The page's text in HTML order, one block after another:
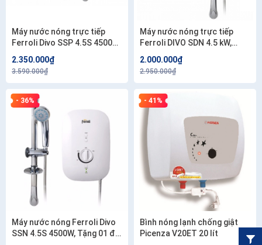
Máy nước nóng trực tiếp
Ferroli Divo SSP 4.5S 4500W,
Công lắp 200.000 .
2.350.000₫
3.590.000₫
Máy nước nóng trực tiếp
Ferroli DIVO SDN 4.5 kW,
Công lắp 200.000 .
2.000.000₫
2.950.000₫
- 36%
Máy nước nóng Ferroli Divo
SSN 4.5S 4500W, Tặng 01 đôi
- 41%
Bình nóng lạnh chống giật
Picenza V20ET 20 lít